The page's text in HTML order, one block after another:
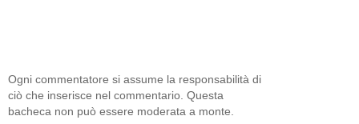
Ogni commentatore si assume la responsabilità di
ciò che inserisce nel commentario. Questa
bacheca non può essere moderata a monte.